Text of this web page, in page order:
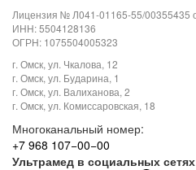
Лицензия № Л041-01165-55/00355435
ИНН: 5504128136
ОГРН: 1075504005323
г. Омск, ул. Чкалова, 12
г. Омск, ул. Бударина, 1
г. Омск, ул. Валиханова, 2
г. Омск, ул. Комиссаровская, 18
Многоканальный номер:
+7 968 107−00−00
Ультрамед в социальных сетях